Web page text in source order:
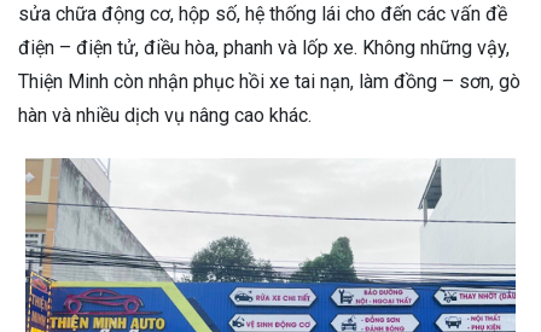
sửa chữa động cơ, hộp số, hệ thống lái cho đến các vấn đề
điện – điện tử, điều hòa, phanh và lốp xe. Không những vậy,
Thiện Minh còn nhận phục hồi xe tai nạn, làm đồng – sơn, gò
hàn và nhiều dịch vụ nâng cao khác.